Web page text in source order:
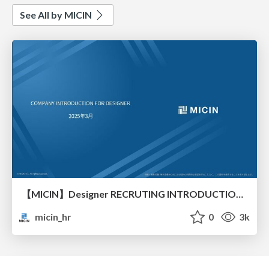
See All by MICIN
【MICIN】Designer RECRUTING INTRODUCTION（デザイナー採用資料）
micin_hr
0 3k